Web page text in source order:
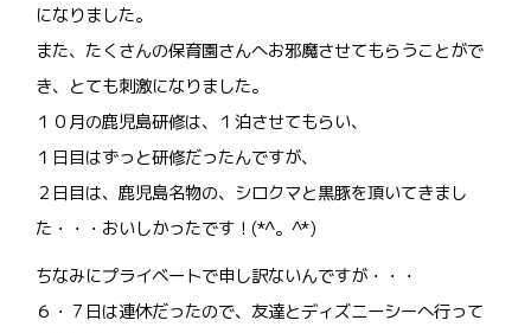
になりました。
また、たくさんの保育園さんへお邪魔させてもらうことがで
き、とても刺激になりました。
１０月の鹿児島研修は、１泊させてもらい、
１日目はずっと研修だったんですが、
２日目は、鹿児島名物の、シロクマと黒豚を頂いてきまし
た・・・おいしかったです！(*^。^*)
ちなみにプライベートで申し訳ないんですが・・・
６・７日は連休だったので、友達とディズニーシーへ行って